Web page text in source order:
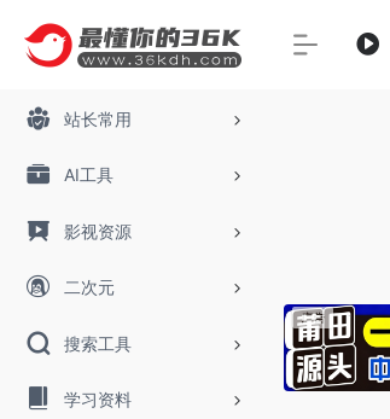
站长常用
AI工具
影视资源
二次元
搜索工具
学习资料